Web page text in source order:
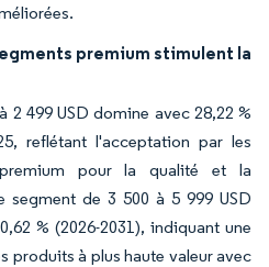
premium stimulent la
2 499 USD domine avec 28,22 %
reflétant l'acceptation par les
pour la qualité et la
segment de 3 500 à 5 999 USD
% (2026-2031), indiquant une
produits à plus haute valeur avec